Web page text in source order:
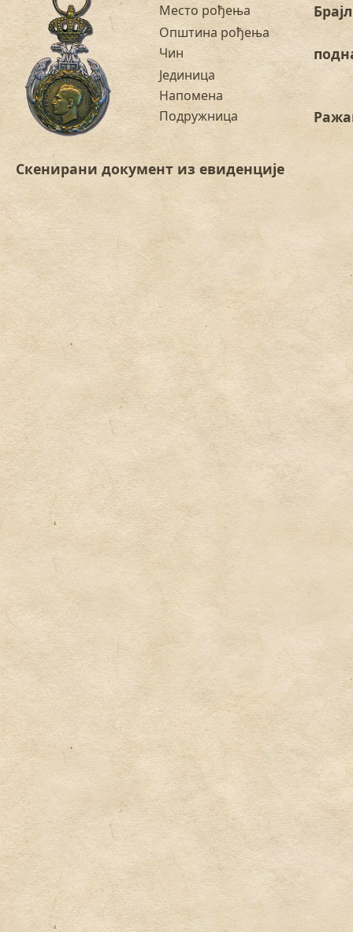
Место рођења
Општина рођења
Чин
Јединица
Напомена
Подружница
Скенирани документ из евиденције